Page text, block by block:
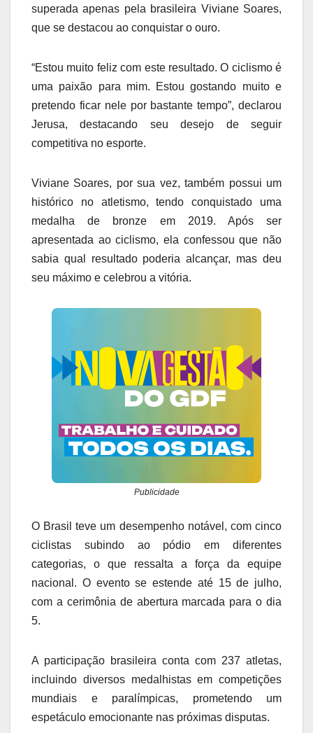
superada apenas pela brasileira Viviane Soares,
que se destacou ao conquistar o ouro.
“Estou muito feliz com este resultado. O ciclismo é
uma paixão para mim. Estou gostando muito e
pretendo ficar nele por bastante tempo”, declarou
Jerusa, destacando seu desejo de seguir
competitiva no esporte.
Viviane Soares, por sua vez, também possui um
histórico no atletismo, tendo conquistado uma
medalha de bronze em 2019. Após ser
apresentada ao ciclismo, ela confessou que não
sabia qual resultado poderia alcançar, mas deu
seu máximo e celebrou a vitória.
Publicidade
O Brasil teve um desempenho notável, com cinco
ciclistas subindo ao pódio em diferentes
categorias, o que ressalta a força da equipe
nacional. O evento se estende até 15 de julho,
com a cerimônia de abertura marcada para o dia
5.
A participação brasileira conta com 237 atletas,
incluindo diversos medalhistas em competições
mundiais e paralímpicas, prometendo um
espetáculo emocionante nas próximas disputas.